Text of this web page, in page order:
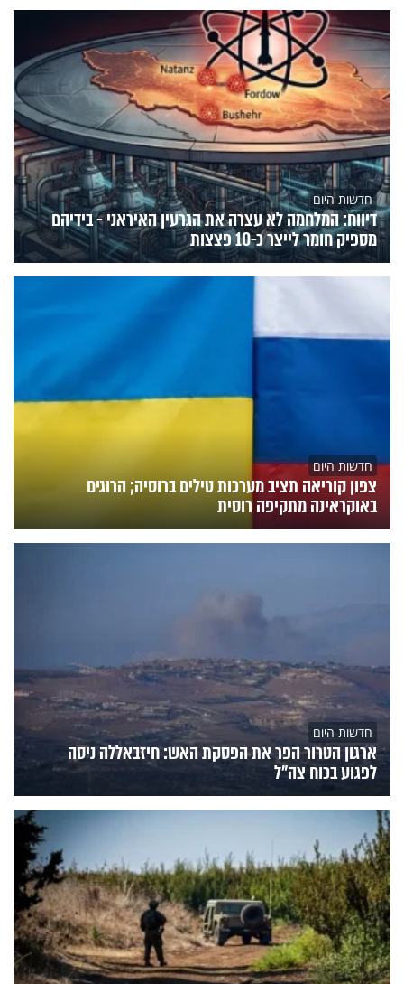
חדשות היום
דיווח: המלחמה לא עצרה את הגרעין האיראני - בידיהם
מספיק חומר לייצר כ-10 פצצות
חדשות היום
צפון קוריאה תציב מערכות טילים ברוסיה; הרוגים
באוקראינה מתקיפה רוסית
חדשות היום
ארגון הטרור הפר את הפסקת האש: חיזבאללה ניסה
לפגוע בכוח צה"ל